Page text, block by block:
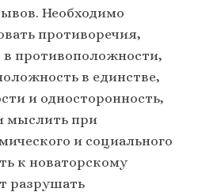
Необходимо
противоречия,
в противоположности,
в единстве,
и односторонность,
мыслить при
и социального
к новаторскому
разрушать